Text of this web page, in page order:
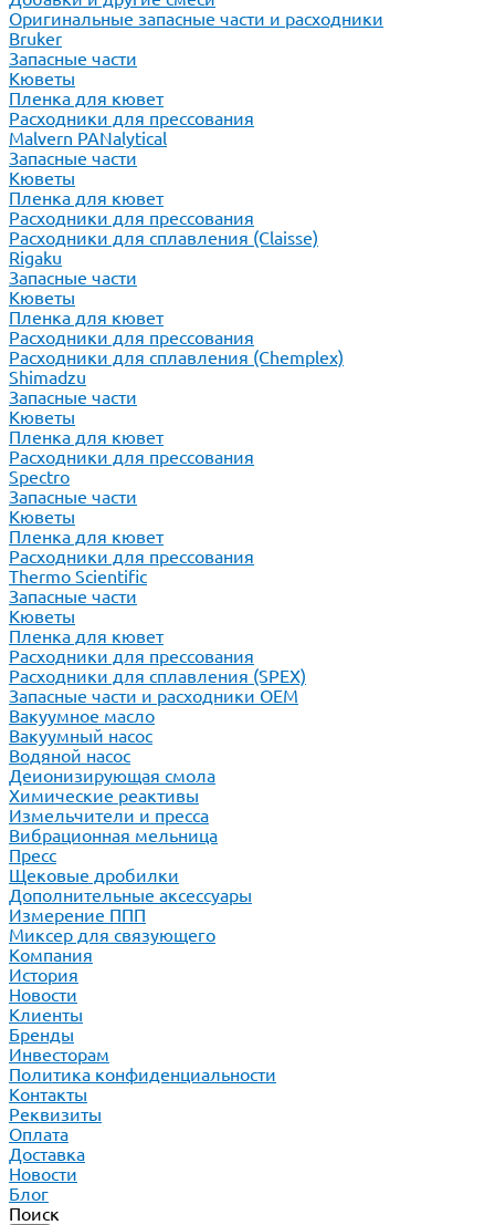
Оригинальные запасные части и расходники
Bruker
Запасные части
Кюветы
Пленка для кювет
Расходники для прессования
Malvern PANalytical
Запасные части
Кюветы
Пленка для кювет
Расходники для прессования
Расходники для сплавления (Claisse)
Rigaku
Запасные части
Кюветы
Пленка для кювет
Расходники для прессования
Расходники для сплавления (Chemplex)
Shimadzu
Запасные части
Кюветы
Пленка для кювет
Расходники для прессования
Spectro
Запасные части
Кюветы
Пленка для кювет
Расходники для прессования
Thermo Scientific
Запасные части
Кюветы
Пленка для кювет
Расходники для прессования
Расходники для сплавления (SPEX)
Запасные части и расходники ОЕМ
Вакуумное масло
Вакуумный насос
Водяной насос
Деионизирующая смола
Химические реактивы
Измельчители и пресса
Вибрационная мельница
Пресс
Щековые дробилки
Дополнительные аксессуары
Измерение ППП
Миксер для связующего
Компания
История
Новости
Клиенты
Бренды
Инвесторам
Политика конфиденциальности
Контакты
Реквизиты
Оплата
Доставка
Новости
Блог
Поиск